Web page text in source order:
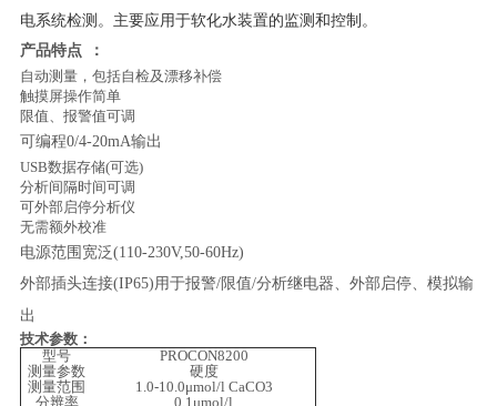
电系统检测。主要应用于软化水装置的监测和控制。
产品特点
：
自动测量，包括自检及漂移补偿
触摸屏操作简单
限值、报警值可调
可编程0/4-20mA输出
USB数据存储(可选)
分析间隔时间可调
可外部启停分析仪
无需额外校准
电源范围宽泛(110-230V,50-60Hz)
外部插头连接(IP65)用于报警/限值/分析继电器、外部启停、模拟输
出
技术参数：
型号
PROCON8200
测量参数
硬度
测量范围
1.0-10.0μmol/l CaCO3
分辨率
0.1μmol/l